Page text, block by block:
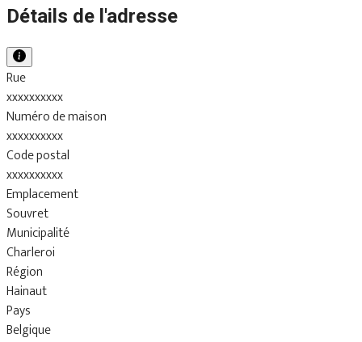
Détails de l'adresse
Rue
xxxxxxxxxx
Numéro de maison
xxxxxxxxxx
Code postal
xxxxxxxxxx
Emplacement
Souvret
Municipalité
Charleroi
Région
Hainaut
Pays
Belgique